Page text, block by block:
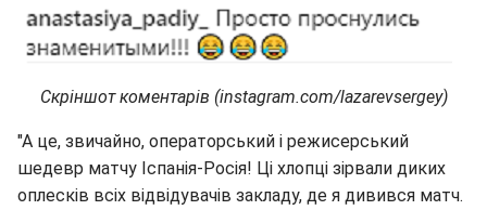
Скріншот коментарів (instagram.com/lazarevsergey)
"А це, звичайно, операторський і режисерський
шедевр матчу Іспанія-Росія! Ці хлопці зірвали диких
оплесків всіх відвідувачів закладу, де я дивився матч.